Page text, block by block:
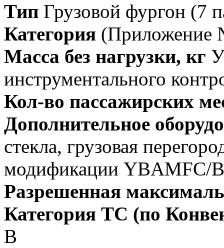
Тип Грузовой фургон (7
Категория (Приложение
Масса без нагрузки, кг
инструментального
Кол-во пассажирских
Дополнительное
стекла, грузовая
модификации YBAMFC/
Разрешенная
Категория ТС (по
B